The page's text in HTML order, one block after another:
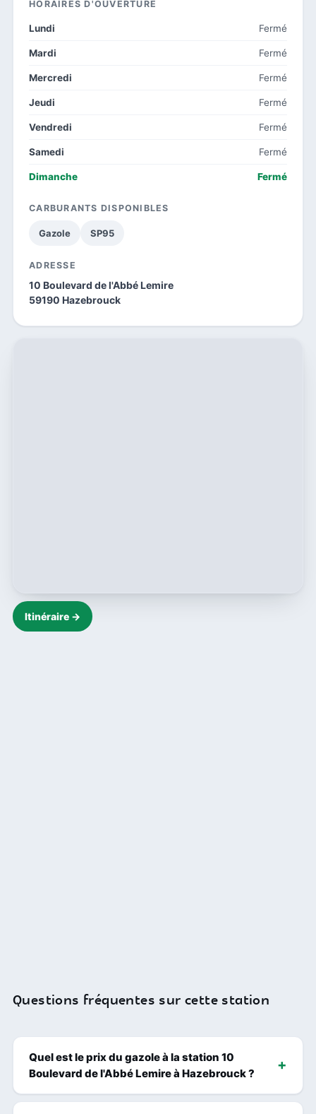
HORAIRES D'OUVERTURE
Lundi Fermé
Mardi Fermé
Mercredi Fermé
Jeudi Fermé
Vendredi Fermé
Samedi Fermé
Dimanche Fermé
CARBURANTS DISPONIBLES
Gazole SP95
ADRESSE
10 Boulevard de l'Abbé Lemire
59190 Hazebrouck
Itinéraire →
Questions fréquentes sur cette station
Quel est le prix du gazole à la station 10
Boulevard de l'Abbé Lemire à Hazebrouck ?